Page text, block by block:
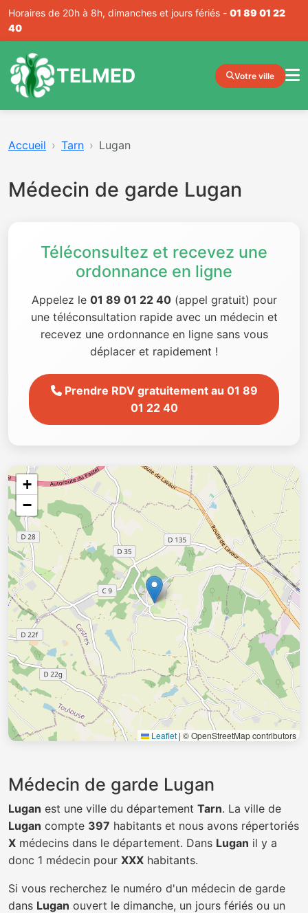
Horaires de 20h à 8h, dimanches et jours fériés - 01 89 01 22
40
TELMED Votre ville
Accueil Tarn Lugan
Médecin de garde Lugan
Téléconsultez et recevez une
ordonnance en ligne
Appelez le 01 89 01 22 40(appel gratuit) pour
une téléconsultation rapide avec un médecin et
recevez une ordonnance en ligne sans vous
déplacer et rapidement !
Prendre RDV gratuitement au 01 89
01 22 40
+
−
Leaflet | © OpenStreetMap contributors
Médecin de garde Lugan
Lugan est une ville du département Tarn. La ville de
Lugan compte 397 habitants et nous avons répertoriés
X médecins dans le département. Dans Lugan il y a
donc 1 médecin pour XXX habitants.
Si vous recherchez le numéro d'un médecin de garde
dans Lugan ouvert le dimanche, un jours fériés ou un